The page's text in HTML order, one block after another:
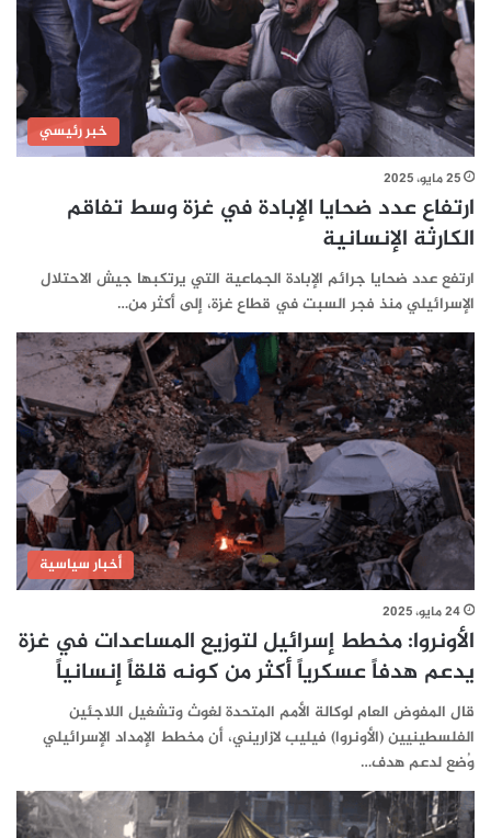
خبر رئيسي
25 مايو، 2025
ارتفاع عدد ضحايا الإبادة في غزة وسط تفاقم
الكارثة الإنسانية
ارتفع عدد ضحايا جرائم الإبادة الجماعية التي يرتكبها جيش الاحتلال
الإسرائيلي منذ فجر السبت في قطاع غزة، إلى أكثر من…
أخبار سياسية
24 مايو، 2025
الأونروا: مخطط إسرائيل لتوزيع المساعدات في غزة
يدعم هدفاً عسكرياً أكثر من كونه قلقاً إنسانياً
قال المفوض العام لوكالة الأمم المتحدة لغوث وتشغيل اللاجئين
الفلسطينيين (الأونروا) فيليب لازاريني، أن مخطط الإمداد الإسرائيلي
وُضع لدعم هدف…